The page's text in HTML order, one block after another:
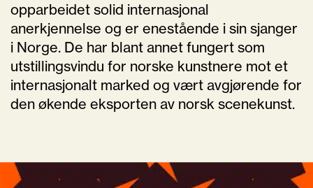
opparbeidet solid internasjonal
anerkjennelse og er enestående i sin sjanger
i Norge. De har blant annet fungert som
utstillingsvindu for norske kunstnere mot et
internasjonalt marked og vært avgjørende for
den økende eksporten av norsk scenekunst.